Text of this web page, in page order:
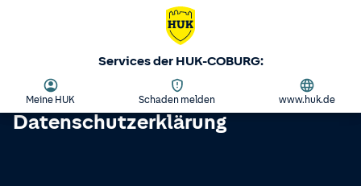
Services der HUK-COBURG:
Meine HUK Schaden melden www.huk.de
Datenschutzerklärung